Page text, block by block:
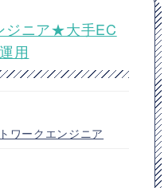
ジニア★大手EC
用
ワークエンジニア